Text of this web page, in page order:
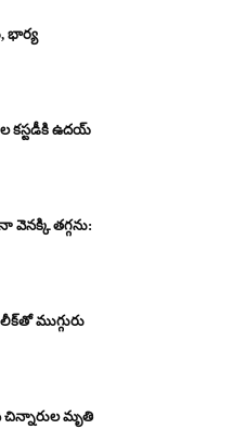
భార్య
కస్టడీకి ఉదయ్
వెనక్కి తగ్గను:
ముగ్గురు
చిన్నారుల మృతి